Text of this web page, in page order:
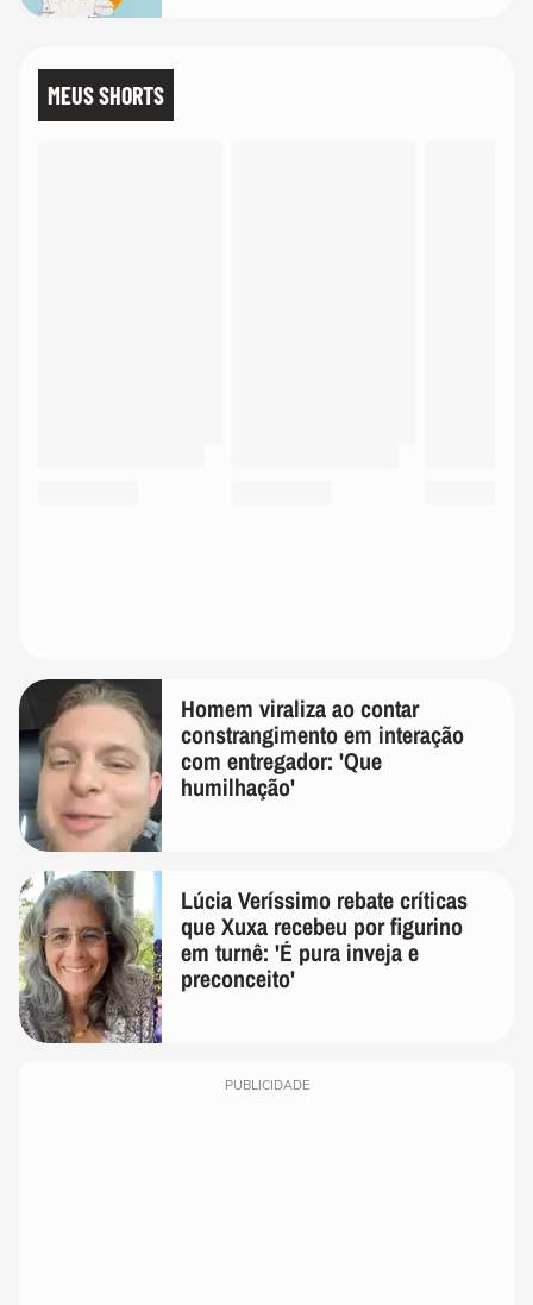
MEUS SHORTS
Homem viraliza ao contar
constrangimento em interação
com entregador: 'Que
humilhação'
Lúcia Veríssimo rebate críticas
que Xuxa recebeu por figurino
em turnê: 'É pura inveja e
preconceito'
PUBLICIDADE